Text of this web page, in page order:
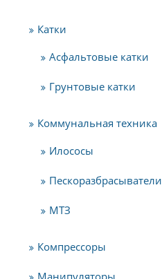
Катки
Асфальтовые катки
Грунтовые катки
Коммунальная техника
Илососы
Пескоразбрасыватели
МТЗ
Компрессоры
Манипуляторы